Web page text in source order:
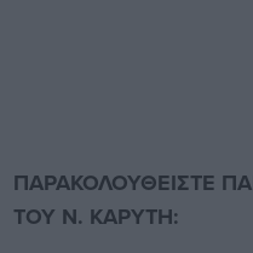
ΠΑΡΑΚΟΛΟΥΘΕΙΣΤΕ
ΤΟΥ Ν. ΚΑΡΥΤΗ: